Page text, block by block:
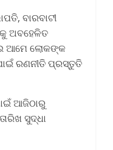
ବାରବାଟୀ
ଅବହେଳିତ
ଆମେ ଲୋକଙ୍କ
ରଣନୀତି ପ୍ରସ୍ତୁତି
ଆଜିଠାରୁ
ସୁଦ୍ଧା